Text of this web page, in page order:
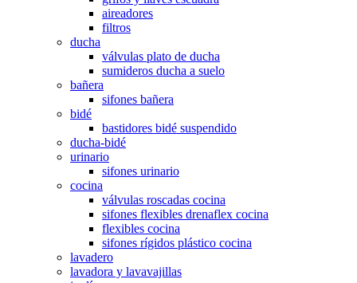
aireadores
filtros
ducha
válvulas plato de ducha
sumideros ducha a suelo
bañera
sifones bañera
bidé
bastidores bidé suspendido
ducha-bidé
urinario
sifones urinario
cocina
válvulas roscadas cocina
sifones flexibles drenaflex cocina
flexibles cocina
sifones rígidos plástico cocina
lavadero
lavadora y lavavajillas